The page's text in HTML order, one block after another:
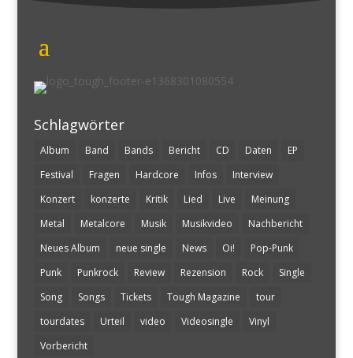
Schlagwörter
Album Band Bands Bericht CD Daten
EP
Festival
Fragen Hardcore Infos
Interview
Konzert
konzerte Kritik Lied Live
Meinung
Metal
Metalcore Musik Musikvideo
Nachbericht
Neues Album
neue single News Oi!
Pop-Punk
Punk
Punkrock Review Rezension Rock
Single
Song
Songs Tickets Tough Magazine
tour
tourdates
Urteil video Videosingle
Vinyl
Vorbericht